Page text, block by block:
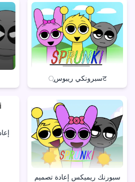
سبرونكي ريبوس्ट
سبورنك ريميكس إعادة تصميم